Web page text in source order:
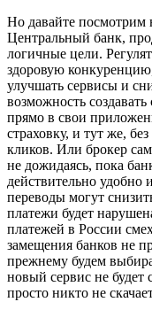
Но давайте посмотрим
Центральный банк,
логичные цели.
здоровую
улучшать сервисы и
возможность
прямо в свои
страховку, и тут же,
кликов. Или брокер
не дожидаясь, пока
действительно удобно
переводы могут
платежи будет
платежей в России
замещения банков не
прежнему будем
новый сервис не будет
просто никто не